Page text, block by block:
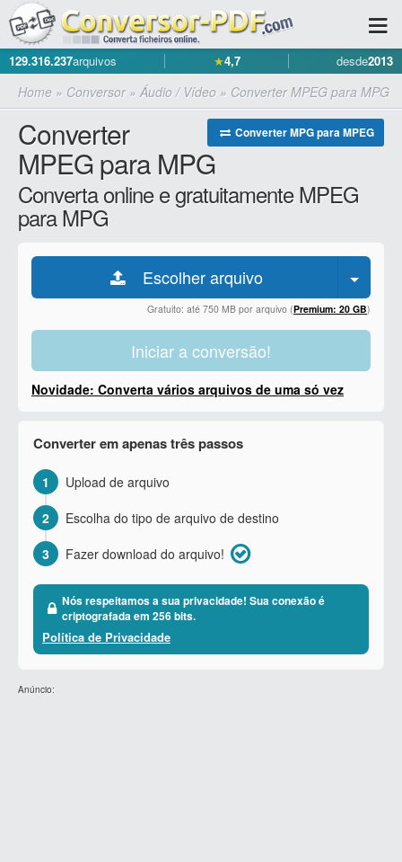
129.316.237arquivos ★4,7 desde2013
Home » Conversor» Áudio / Vídeo » Converter MPEG para MPG
Converter MPG para MPEG
Converter
MPEG para MPG
Converta online e gratuitamente MPEG
para MPG
Escolher arquivo
Gratuito: até 750 MB por arquivo (Premium: 20 GB)
Iniciar a conversão!
Novidade: Converta vários arquivos de uma só vez
Converter em apenas três passos
1
Upload de arquivo
2
Escolha do tipo de arquivo de destino
3
Fazer download do arquivo!
Nós respeitamos a sua privacidade! Sua conexão é
criptografada em 256 bits.
Política de Privacidade
Anúncio: